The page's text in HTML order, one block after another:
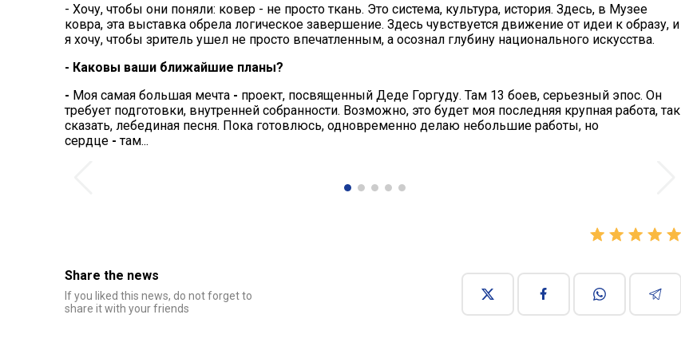
- Хочу, чтобы они поняли: ковер - не просто ткань. Это система, культура, история. Здесь, в Музее
ковра, эта выставка обрела логическое завершение. Здесь чувствуется движение от идеи к образу, и
я хочу, чтобы зритель ушел не просто впечатленным, а осознал глубину национального искусства.
- Каковы ваши ближайшие планы?
- Моя самая большая мечта - проект, посвященный Деде Горгуду. Там 13 боев, серьезный эпос. Он
требует подготовки, внутренней собранности. Возможно, это будет моя последняя крупная работа, так
сказать, лебединая песня. Пока готовлюсь, одновременно делаю небольшие работы, но
сердце -там...